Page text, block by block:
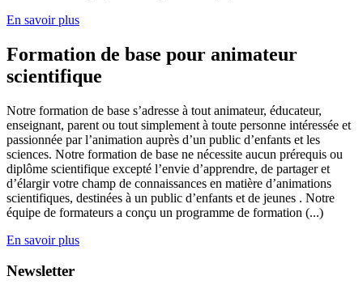
En savoir plus
Formation de base pour animateur
scientifique
Notre formation de base s’adresse à tout animateur, éducateur,
enseignant, parent ou tout simplement à toute personne intéressée et
passionnée par l’animation auprès d’un public d’enfants et les
sciences. Notre formation de base ne nécessite aucun prérequis ou
diplôme scientifique excepté l’envie d’apprendre, de partager et
d’élargir votre champ de connaissances en matière d’animations
scientifiques, destinées à un public d’enfants et de jeunes . Notre
équipe de formateurs a conçu un programme de formation (...)
En savoir plus
Newsletter